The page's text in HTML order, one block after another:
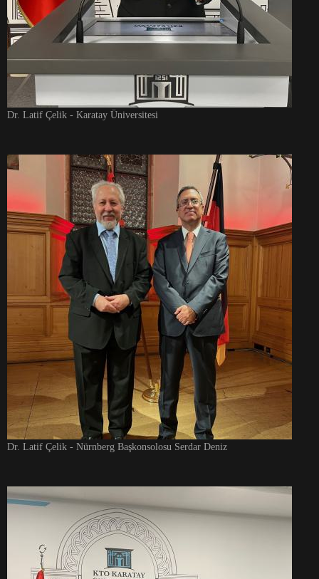
Dr. Latif Çelik - Karatay Üniversitesi
Dr. Latif Çelik - Nürnberg Başkonsolosu Serdar Deniz